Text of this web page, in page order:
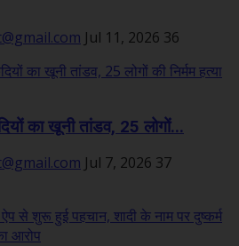
Jul 11, 2026 36
का खूनी तांडव, 25 लोगों...
Jul 7, 2026 37